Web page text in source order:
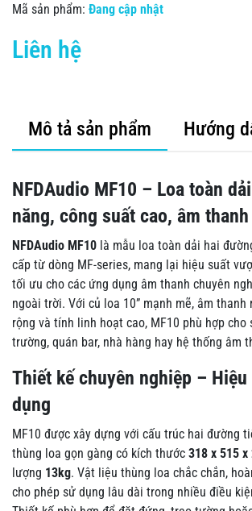
Mã sản phẩm: Đang cập nhật
Liên hệ
Mô tả sản phẩm Hướng
NFDAudio MF10 – Loa toàn
năng, công suất cao, âm
NFDAudio MF10 là mẫu loa toàn dải hai
cấp từ dòng MF-series, mang lại hiệu suất
tối ưu cho các ứng dụng âm thanh chuyên
ngoài trời. Với củ loa 10” mạnh mẽ, âm thanh
rộng và tính linh hoạt cao, MF10 phù hợp cho
trường, quán bar, nhà hàng hay hệ thống âm
Thiết kế chuyên nghiệp – Hiệu
dụng
MF10 được xây dựng với cấu trúc hai đường
thùng loa gọn gàng có kích thước 318 x 515 x
lượng 13kg. Vật liệu thùng loa chắc chắn,
cho phép sử dụng lâu dài trong nhiều điều